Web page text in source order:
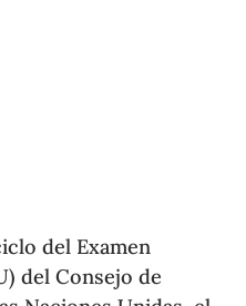
del Examen
del Consejo de